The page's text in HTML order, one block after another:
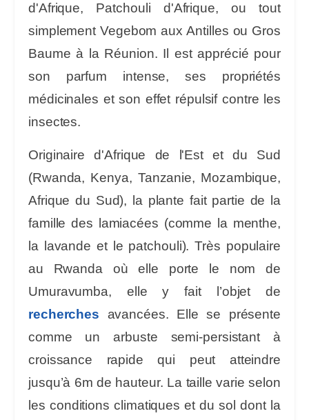
d'Afrique, Patchouli d'Afrique, ou tout
simplementVegebom aux Antilles ou Gros
Baume à la Réunion. Il est apprécié pour
son parfum intense, ses propriétés
médicinales et son effet répulsif contre les
insectes.
Originaire d'Afrique de l'Est et du Sud
(Rwanda, Kenya, Tanzanie, Mozambique,
Afrique du Sud), la plante fait partie de la
famille des lamiacées (comme la menthe,
la lavande et le patchouli). Très populaire
au Rwanda où elle porte le nom de
Umuravumba, elle y fait l’objet de
recherches avancées. Elle se présente
comme un arbuste semi-persistant à
croissance rapide qui peut atteindre
jusqu’à 6m de hauteur. La taille varie selon
les conditions climatiques et du sol dont la